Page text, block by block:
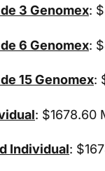
3 Genomex:
6 Genomex:
15 Genomex:
: $1678.60
Individual: